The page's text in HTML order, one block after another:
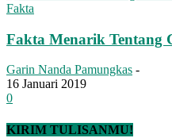
Fakta
Fakta Menarik Tentang
Garin Nanda Pamungkas -
16 Januari 2019
0
KIRIM TULISANMU!